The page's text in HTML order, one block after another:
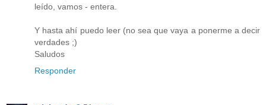
leído, vamos - entera.
Y hasta ahí puedo leer (no sea que vaya a ponerme a decir
verdades ;)
Saludos
Responder